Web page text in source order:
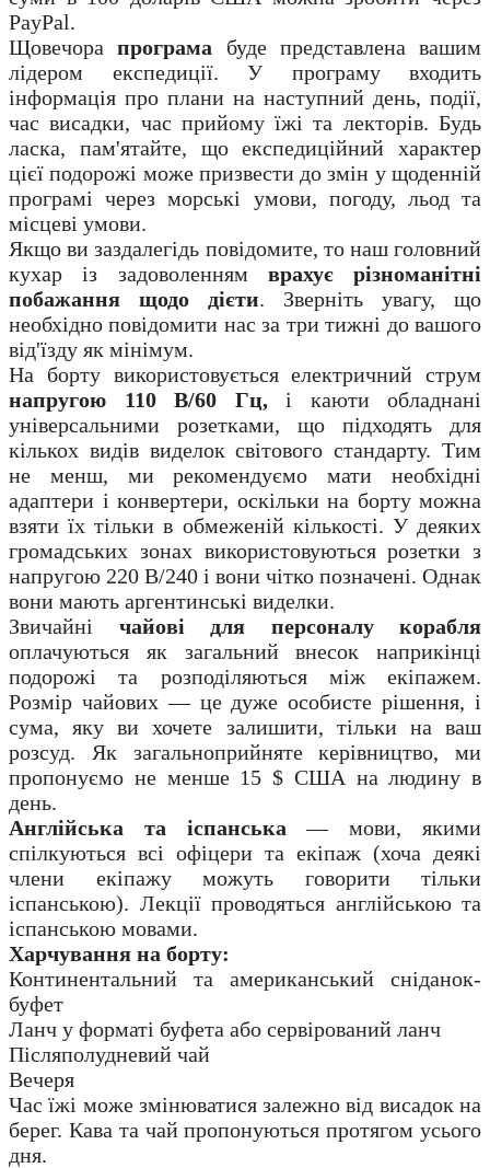
PayPal.
Щовечорапрограма буде представлена вашим
лідером експедиції. У програму входить
інформація про плани на наступний день, події,
час висадки, час прийому їжі та лекторів. Будь
ласка, пам'ятайте, що експедиційний характер
цієї подорожі може призвести до змін у щоденній
програмі через морські умови, погоду, льод та
місцеві умови.
Якщо ви заздалегідь повідомите, то наш головний
кухар із задоволенням врахує різноманітні
побажання щодо дієти. Зверніть увагу, що
необхідно повідомити нас за три тижні до вашого
від'їзду як мінімум.
На борту використовується електричний струм
напругою 110 В/60 Гц,і каюти обладнані
універсальними розетками, що підходять для
кількох видів виделок світового стандарту. Тим
не менш, ми рекомендуємо мати необхідні
адаптери і конвертери, оскільки на борту можна
взяти їх тільки в обмеженій кількості. У деяких
громадських зонах використовуються розетки з
напругою 220 В/240 і вони чітко позначені. Однак
вони мають аргентинські виделки.
Звичайні чайові для персоналу корабля
оплачуються як загальний внесок наприкінці
подорожі та розподіляються між екіпажем.
Розмір чайових — це дуже особисте рішення, і
сума, яку ви хочете залишити, тільки на ваш
розсуд. Як загальноприйняте керівництво, ми
пропонуємо не менше 15 $ США на людину в
день.
Англійська та іспанська — мови, якими
спілкуються всі офіцери та екіпаж (хоча деякі
члени екіпажу можуть говорити тільки
іспанською). Лекції проводяться англійською та
іспанською мовами.
Харчування на борту:
Континентальний та американський сніданок-
буфет
Ланч у форматі буфета або сервірований ланч
Післяполудневий чай
Вечеря
Час їжі може змінюватися залежно від висадок на
берег. Кава та чай пропонуються протягом усього
дня.